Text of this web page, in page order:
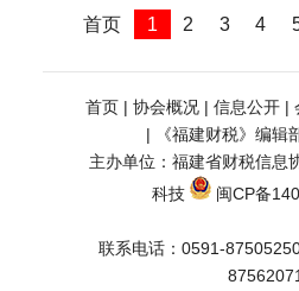
首页 1 2 3 4
首页 | 协会概况 | 信息公开 |
|
《福建财税》编辑
主办单位：福建省财税信息
科技
闽CP备
联系电话：0591-
87562071